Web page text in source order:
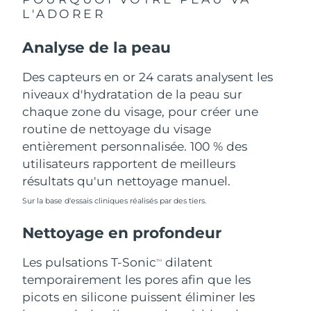
L'ADORER
Analyse de la peau
Des capteurs en or 24 carats analysent les
niveaux d'hydratation de la peau sur
chaque zone du visage, pour créer une
routine de nettoyage du visage
entièrement personnalisée. 100 % des
utilisateurs rapportent de meilleurs
résultats qu'un nettoyage manuel.
Sur la base d'essais cliniques réalisés par des tiers.
Nettoyage en profondeur
Les pulsations T-SonicTM
dilatent
temporairement les pores afin que les
picots en silicone puissent éliminer les
Portugal Livraison estimée
Porto Rico Livraison estimée
Qatar Livraison estimée
La Réunion
Roumanie
Russie Livraison estimée
Arabie saoudite Livraison estimée